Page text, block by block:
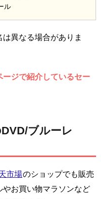
ル
異なる場合がありま
ジで紹介しているセー
ブルーレ
市場のショップでも販売
やお買い物マラソンなど